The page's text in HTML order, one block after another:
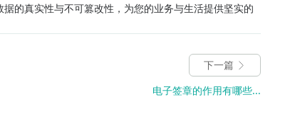
的真实性与不可篡改性，为您的业务与生活提供坚实的
下一篇
电子签章的作用有哪些...